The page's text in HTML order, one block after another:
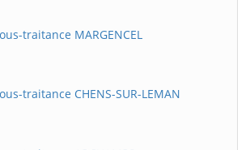
traitance MARGENCEL
traitance CHENS-SUR-LEMAN